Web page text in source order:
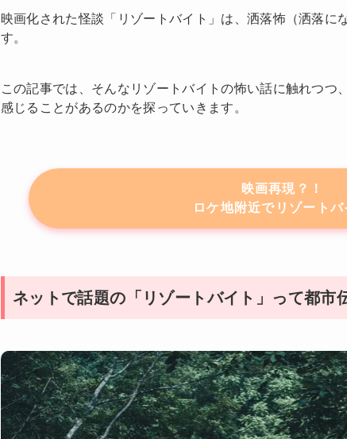
映画化された怪談「リゾートバイト」は、洒落怖（洒落に
す。
この記事では、そんなリゾートバイトの怖い話に触れつつ
感じることがあるのかを探っていきます。
映画再現？！
ロケ地附近でリゾートバ
ネットで話題の「リゾートバイト」って都市